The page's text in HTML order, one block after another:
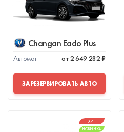
Changan Eado Plus
Автомат от 2 649 282 ₽
ЗАРЕЗЕРВИРОВАТЬ АВТО
ХИТ
НОВИНКА